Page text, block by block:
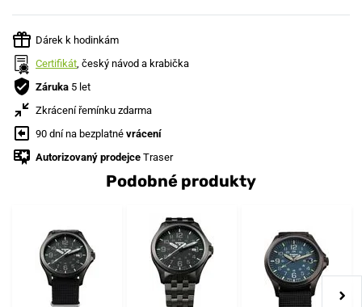
Dárek k hodinkám
Certifikát, český návod a krabička
Záruka 5 let
Zkrácení řemínku zdarma
90 dní na bezplatné vrácení
Autorizovaný prodejce Traser
Podobné produkty